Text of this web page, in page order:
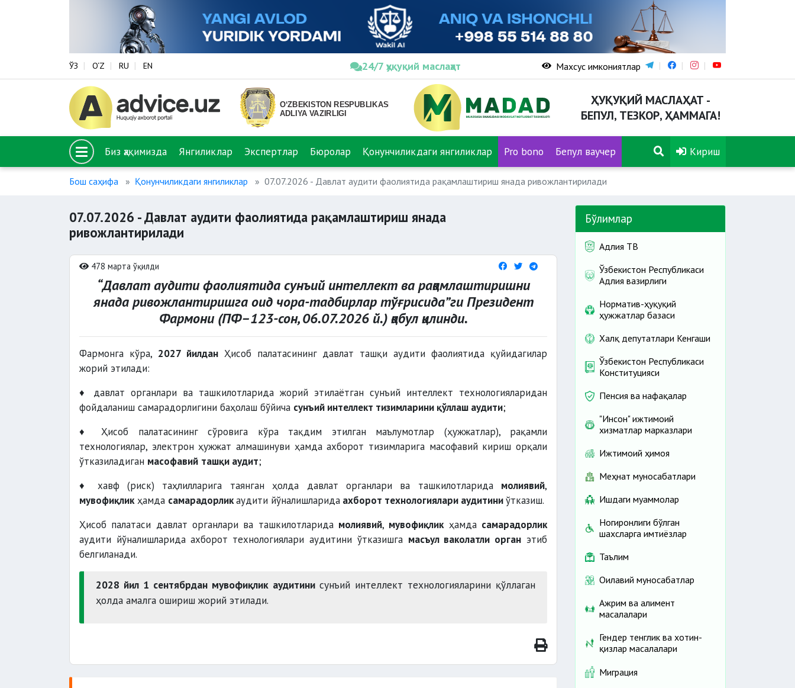
ЎЗ O‘Z RU EN 24/7 ҳуқуқий маслаҳат Махсус имкониятлар
ҲУҚУҚИЙ МАСЛАҲАТ -
БЕПУЛ, ТЕЗКОР, ҲАММАГА!
Биз ҳақимизда Янгиликлар Экспертлар Бюролар Қонунчиликдаги янгиликлар Pro bono Бепул ваучер Кириш
Бош саҳифа Қонунчиликдаги янгиликлар 07.07.2026 - Давлат аудити фаолиятида рақамлаштириш янада ривожлантирилади
07.07.2026 - Давлат аудити фаолиятида рақамлаштириш янада
ривожлантирилади
478 марта ўқилди
“Давлат аудити фаолиятида сунъий интеллект ва рақамлаштиришни
янада ривожлантиришга оид чора-тадбирлар тўғрисида”ги Президент
Фармони (ПФ–123-сон, 06.07.2026 й.) қабул қилинди.
Фармонга кўра, 2027 йилданҲисоб палатасининг давлат ташқи аудити фаолиятида қуйидагилар
жорий этилади:
♦ давлат органлари ва ташкилотларида жорий этилаётган сунъий интеллект технологияларидан
фойдаланиш самарадорлигини баҳолаш бўйича сунъий интеллект тизимларини қўллаш аудити;
♦ Ҳисоб палатасининг сўровига кўра тақдим этилган маълумотлар (ҳужжатлар), рақамли
технологиялар, электрон ҳужжат алмашинуви ҳамда ахборот тизимларига масофавий кириш орқали
ўтказиладиган масофавий ташқи аудит;
♦ хавф (риск) таҳлилларига таянган ҳолда давлат органлари ва ташкилотларида молиявий,
мувофиқликҳамда самарадорликаудити йўналишларида ахборот технологиялари аудитиниўтказиш.
Ҳисоб палатаси давлат органлари ва ташкилотларида молиявий, мувофиқликҳамда самарадорлик
аудити йўналишларида ахборот технологиялари аудитини ўтказишга масъул ваколатли орган этиб
белгиланади.
2028 йил 1 сентябрдан мувофиқлик аудитини сунъий интеллект технологияларини қўллаган
ҳолда амалга ошириш жорий этилади.
Бўлимлар
Адлия ТВ
Ўзбекистон Республикаси
Адлия вазирлиги
Норматив-ҳуқуқий
ҳужжатлар базаси
Халқ депутатлари Кенгаши
Ўзбекистон Республикаси
Конституцияси
Пенсия ва нафақалар
"Инсон" ижтимоий
хизматлар марказлари
Ижтимоий ҳимоя
Меҳнат муносабатлари
Ишдаги муаммолар
Ногиронлиги бўлган
шахсларга имтиёзлар
Таълим
Оилавий муносабатлар
Ажрим ва алимент
масалалари
Гендер тенглик ва хотин-
қизлар масалалари
Миграция